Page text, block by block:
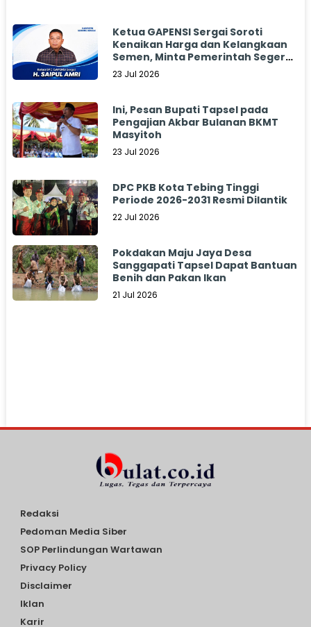
Ketua GAPENSI Sergai Soroti
Kenaikan Harga dan Kelangkaan
Semen, Minta Pemerintah Segera
Bertindak
23 Jul 2026
Ini, Pesan Bupati Tapsel pada
Pengajian Akbar Bulanan BKMT
Masyitoh
23 Jul 2026
DPC PKB Kota Tebing Tinggi
Periode 2026-2031 Resmi Dilantik
22 Jul 2026
Pokdakan Maju Jaya Desa
Sanggapati Tapsel Dapat Bantuan
Benih dan Pakan Ikan
21 Jul 2026
Redaksi
Pedoman Media Siber
SOP Perlindungan Wartawan
Privacy Policy
Disclaimer
Iklan
Karir